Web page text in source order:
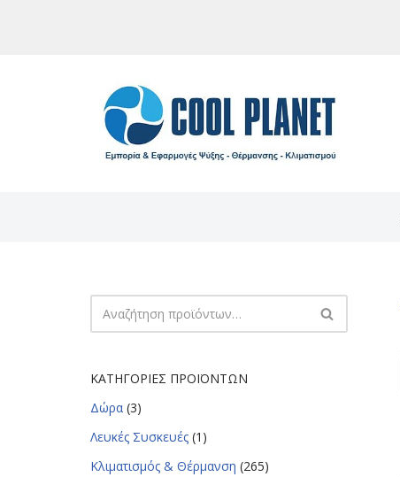
ΚΑΤΗΓΟΡΊΕΣ ΠΡΟΪΌΝΤΩΝ
Δώρα (3)
Λευκές Συσκευές (1)
Κλιματισμός & Θέρμανση (265)